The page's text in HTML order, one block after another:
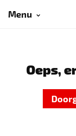
Menu
Oeps,